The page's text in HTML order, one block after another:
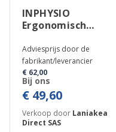
INPHYSIO
Ergonomisch
traagschuim
Confort Ultime
Adviesprijs door de
fabrikant/leverancier
€ 62,00
Bij ons
€ 49,60
Verkoop door Laniakea
Direct SAS